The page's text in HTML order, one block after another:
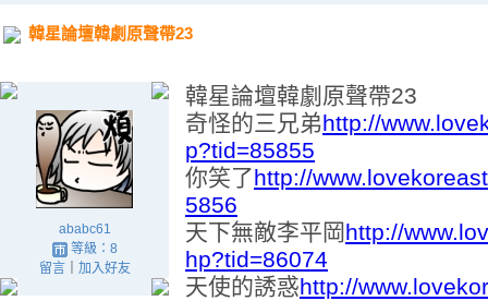
韓星論壇韓劇原聲帶23
ababc61
等級：8
留言｜ 加入好友
韓星論壇韓劇原聲帶23
奇怪的三兄弟http://
p?tid=85855
你笑了http://
5856
天下無敵李平岡http://
hp?tid=86074
天使的誘惑http://